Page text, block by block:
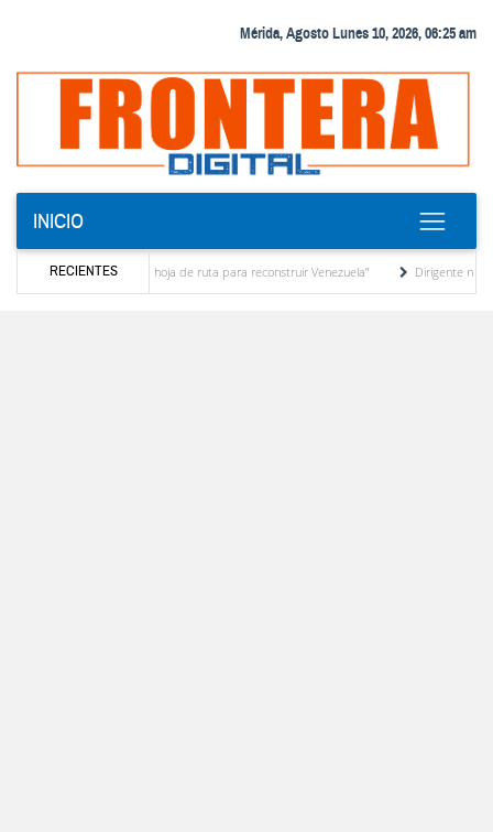
Mérida, Agosto Lunes 10, 2026, 06:25 am
INICIO
RECIENTES
una hoja de ruta para reconstruir Venezuela”
Dirigente nacional Jesús Alexis